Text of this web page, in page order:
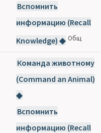
Вспомнить
информацию (Recall
Knowledge) ◆ Общ
Команда животному
(Command an Animal)
◆
Вспомнить
информацию (Recall